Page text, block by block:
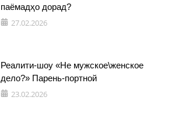
паёмадҳо дорад?
27.02.2026
Реалити-шоу «Не мужское\женское
дело?» Парень-портной
23.02.2026